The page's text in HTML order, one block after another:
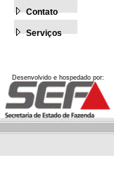
Contato
Serviços
Desenvolvido e hospedado por: